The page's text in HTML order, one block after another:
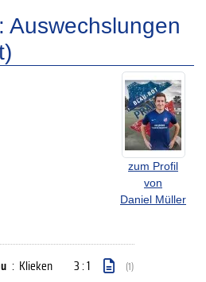
Auswechslungen
zum Profil
von
Daniel Müller
: Klieken 3 : 1 (1)